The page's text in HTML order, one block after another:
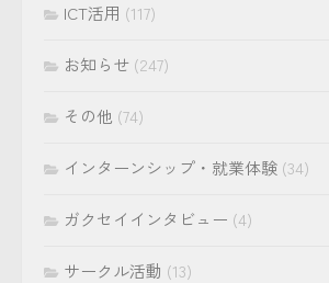
ICT活用 (117)
お知らせ (247)
その他 (74)
インターンシップ・就業体験 (34)
ガクセイインタビュー (4)
サークル活動 (13)